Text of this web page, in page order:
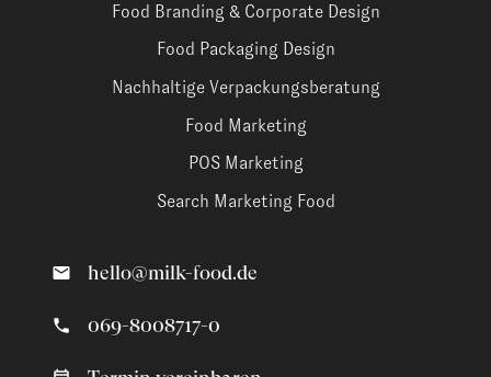
Food Branding & Corporate Design
Food Packaging Design
Nachhaltige Verpackungsberatung
Food Marketing
POS Marketing
Search Marketing Food
hello@milk-food.de
069-8008717-0